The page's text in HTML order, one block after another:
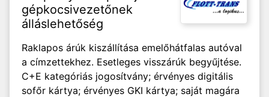
gépkocsivezetőnek
álláslehetőség
Raklapos árúk kiszállítása emelőhátfalas autóval
a címzettekhez. Esetleges visszárúk begyűjtése.
C+E kategóriás jogosítvány; érvényes digitális
sofőr kártya; érvényes GKI kártya; saját magára